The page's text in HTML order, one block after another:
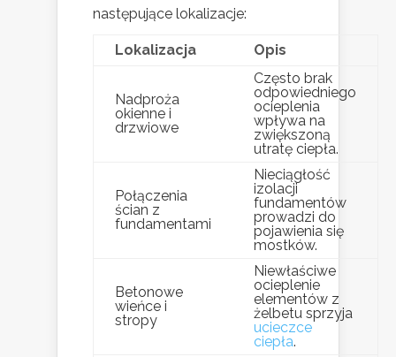
następujące lokalizacje:
Lokalizacja Opis
Nadproża
okienne i
drzwiowe
Często brak
odpowiedniego
ocieplenia
wpływa na
zwiększoną
utratę ciepła.
Połączenia
ścian z
fundamentami
Nieciągłość
izolacji
fundamentów
prowadzi do
pojawienia się
mostków.
Betonowe
wieńce i
stropy
Niewłaściwe
ocieplenie
elementów z
żelbetu sprzyja
ucieczce
ciepła.